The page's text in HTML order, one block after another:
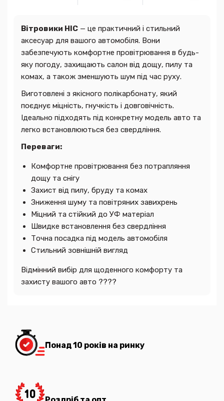
Вітровики HIC — це практичний і стильний
аксесуар для вашого автомобіля. Вони
забезпечують комфортне провітрювання в будь-
яку погоду, захищають салон від дощу, пилу та
комах, а також зменшують шум під час руху.
Виготовлені з якісного полікарбонату, який
поєднує міцність, гнучкість і довговічність.
Ідеально підходять під конкретну модель авто та
легко встановлюються без свердління.
Переваги:
Комфортне провітрювання без потрапляння
дощу та снігу
Захист від пилу, бруду та комах
Зниження шуму та повітряних завихрень
Міцний та стійкий до УФ матеріал
Швидке встановлення без свердління
Точна посадка під модель автомобіля
Стильний зовнішній вигляд
Відмінний вибір для щоденного комфорту та
захисту вашого авто ????
Понад 10 років на ринку